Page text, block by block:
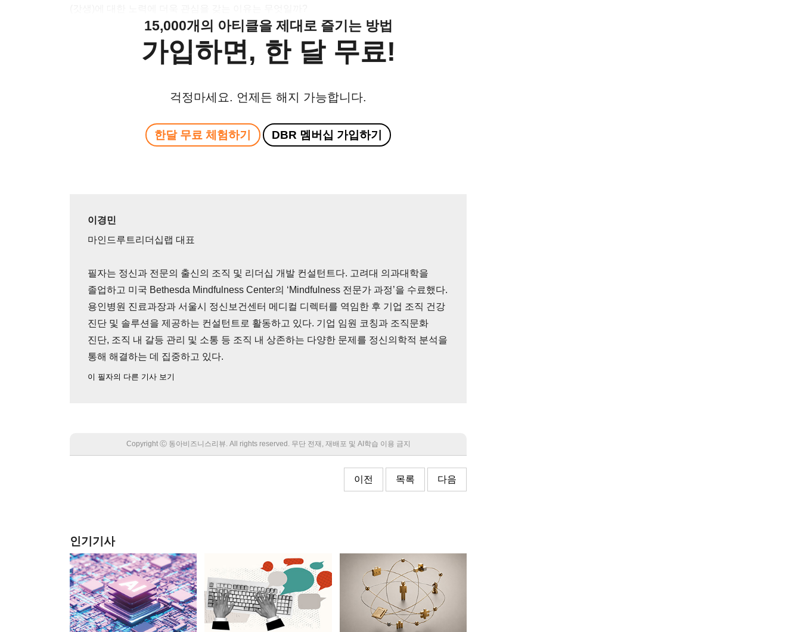
15,000개의 아티클을 제대로 즐기는 방법
가입하면, 한 달 무료!
걱정마세요. 언제든 해지 가능합니다.
한달 무료 체험하기 DBR 멤버십 가입하기
이경민
마인드루트리더십랩 대표
필자는 정신과 전문의 출신의 조직 및 리더십 개발 컨설턴트다. 고려대 의과대학을
졸업하고 미국 Bethesda Mindfulness Center의 ‘Mindfulness 전문가 과정’을 수료했다.
용인병원 진료과장과 서울시 정신보건센터 메디컬 디렉터를 역임한 후 기업 조직 건강
진단 및 솔루션을 제공하는 컨설턴트로 활동하고 있다. 기업 임원 코칭과 조직문화
진단, 조직 내 갈등 관리 및 소통 등 조직 내 상존하는 다양한 문제를 정신의학적 분석을
통해 해결하는 데 집중하고 있다.
이 필자의 다른 기사 보기
Copyright Ⓒ 동아비즈니스리뷰. All rights reserved. 무단 전재, 재배포 및 AI학습 이용 금지
이전 목록 다음
인기기사